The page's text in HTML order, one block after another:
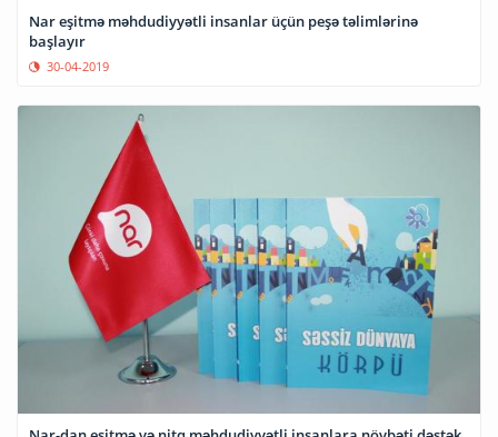
Nar eşitmə məhdudiyyətli insanlar üçün peşə təlimlərinə
başlayır
30-04-2019